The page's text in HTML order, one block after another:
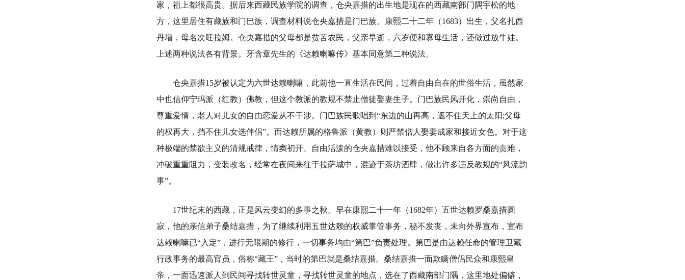
家，祖上都很高贵。据后来西藏民族学院的调查，仓央嘉措的出生地是现在的西藏南部门隅宇松的地
方，这里居住有藏族和门巴族，调查材料说仓央嘉措是门巴族。康熙二十二年（1683）出生，父名扎西
丹增，母名次旺拉姆。仓央嘉措的父母都是贫苦农民，父亲早逝，六岁便和寡母生活，还做过放牛娃。
上述两种说法各有背景。牙含章先生的《达赖喇嘛传》基本同意第二种说法。
仓央嘉措15岁被认定为六世达赖喇嘛，此前他一直生活在民间，过着自由自在的世俗生活，虽然家
中也信仰宁玛派（红教）佛教，但这个教派的教规不禁止僧徒娶妻生子。门巴族民风开化，崇尚自由，
尊重爱情，老人对儿女的自由恋爱从不干涉。门巴族民歌唱到“东边的山再高，遮不住天上的太阳;父母
的权再大，挡不住儿女选伴侣”。而达赖所属的格鲁派（黄教）则严禁僧人娶妻成家和接近女色。对于这
种极端的禁欲主义的清规戒律，情窦初开、自由活泼的仓央嘉措难以接受，他不顾来自各方面的责难，
冲破重重阻力，变装改名，经常在夜间来往于拉萨城中，混迹于茶坊酒肆，做出许多违反教规的“风流韵
事”。
17世纪末的西藏，正是风云变幻的多事之秋。早在康熙二十一年（1682年）五世达赖罗桑嘉措圆
寂，他的亲信弟子桑结嘉措，为了继续利用五世达赖的权威掌管事务，秘不发丧，未向外界宣布，宣布
达赖喇嘛已“入定”，进行无限期的修行，一切事务均由“第巴”负责处理。第巴是由达赖任命的管理卫藏
行政事务的最高官员，俗称“藏王”，当时的第巴就是桑结嘉措。桑结嘉措一面欺瞒僧侣民众和康熙皇
帝，一面迅速派人到民间寻找转世灵童，寻找转世灵童的地点，选在了西藏南部门隅，这里地处偏僻，